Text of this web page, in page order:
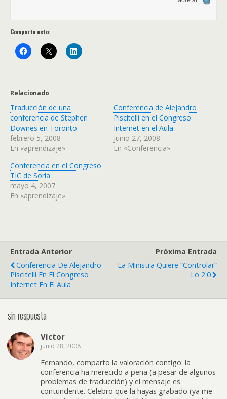
Comparte esto:
Relacionado
Traducción de una
conferencia de Stephen
Downes en Toronto
febrero 5, 2008
En «aprendizaje»
Conferencia de Alejandro
Piscitelli en el Congreso
Internet en el Aula
junio 27, 2008
En «Conferencia»
Conferencia en el Congreso
TIC de Soria
mayo 4, 2007
En «aprendizaje»
Entrada Anterior
Conferencia De Alejandro
Piscitelli En El Congreso
Internet En El Aula
Próxima Entrada
La Ministra Quiere “controlar”
Lo 2.0
sin respuesta
Víctor
junio 28, 2008
Fernando, comparto la valoración contigo: la
conferencia ha merecido a pena (a pesar de algunos
problemas de traducción) y el mensaje es
contundente. Celebro que la hayas grabado (ya me